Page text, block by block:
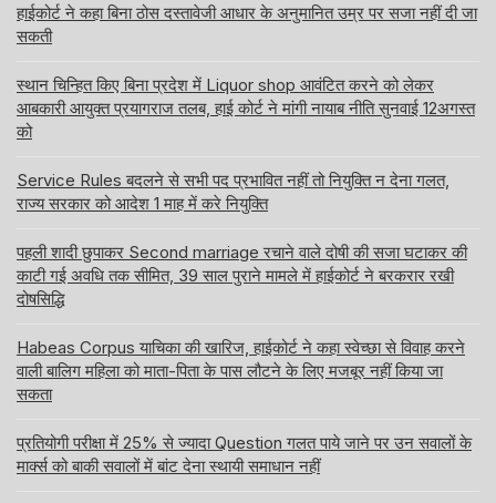
हाईकोर्ट ने कहा बिना ठोस दस्तावेजी आधार के अनुमानित उम्र पर सजा नहीं दी जा
सकती
स्थान चिन्हित किए बिना प्रदेश में Liquor shop आवंटित करने को लेकर
आबकारी आयुक्त प्रयागराज तलब, हाई कोर्ट ने मांगी नायाब नीति सुनवाई 12अगस्त
को
Service Rules बदलने से सभी पद प्रभावित नहीं तो नियुक्ति न देना गलत,
राज्य सरकार को आदेश 1 माह में करे नियुक्ति
पहली शादी छुपाकर Second marriage रचाने वाले दोषी की सजा घटाकर की
काटी गई अवधि तक सीमित, 39 साल पुराने मामले में हाईकोर्ट ने बरकरार रखी
दोषसिद्धि
Habeas Corpus याचिका की खारिज, हाईकोर्ट ने कहा स्वेच्छा से विवाह करने
वाली बालिग महिला को माता-पिता के पास लौटने के लिए मजबूर नहीं किया जा
सकता
प्रतियोगी परीक्षा में 25% से ज्यादा Question गलत पाये जाने पर उन सवालों के
मार्क्स को बाकी सवालों में बांट देना स्थायी समाधान नहीं